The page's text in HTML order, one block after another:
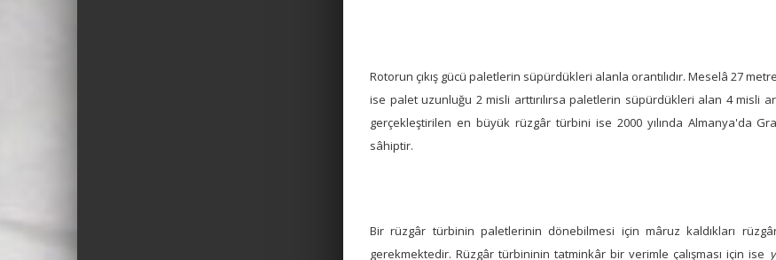
Rotorun çıkış gücü paletlerin süpürdükleri alanla orantılıdır. Meselâ 27
ise palet uzunluğu 2 misli arttırılırsa paletlerin süpürdükleri alan 4 misli
gerçekleştirilen en büyük rüzgâr türbini ise 2000 yılında Almanya'da
sâhiptir.
Bir rüzgâr türbinin paletlerinin dönebilmesi için mâruz kaldıkları
gerekmektedir. Rüzgâr türbininin tatminkâr bir verimle çalışması için ise